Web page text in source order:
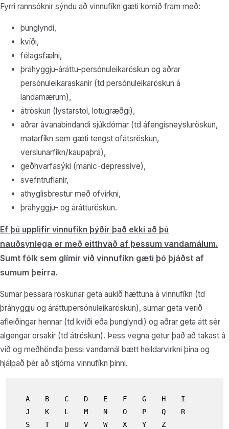
Fyrri rannsóknir sýndu að vinnufíkn gæti komið fram með:
þunglyndi,
kvíði,
félagsfælni,
þráhyggju-áráttu-persónuleikaröskun og aðrar
persónuleikaraskanir (td persónuleikaröskun á
landamærum),
átröskun (lystarstol, lotugræðgi),
aðrar ávanabindandi sjúkdómar (td áfengisneysluröskun,
matarfíkn sem gæti tengst ofátsröskun,
verslunarfíkn/kaupaþrá),
geðhvarfasýki (manic-depressive),
svefntruflanir,
athyglisbrestur með ofvirkni,
þráhyggju- og árátturöskun.
Ef þú upplifir vinnufíkn þýðir það ekki að þú
nauðsynlega er með eitthvað af þessum vandamálum.
Sumt fólk sem glímir við vinnufíkn gæti þó þjáðst af
sumum þeirra.
Sumar þessara röskunar geta aukið hættuna á vinnufíkn (td
þráhyggju og áráttupersónuleikaröskun), sumar geta verið
afleiðingar hennar (td kvíði eða þunglyndi) og aðrar geta átt sér
algengar orsakir (td átröskun). Þess vegna getur það að takast á
við og meðhöndla þessi vandamál bætt heildarvirkni þína og
hjálpað þér að stjórna vinnufíkn þinni.
A B C D E F G H
I
J
K L M N O P Q
R
S
T U V W X Y Z